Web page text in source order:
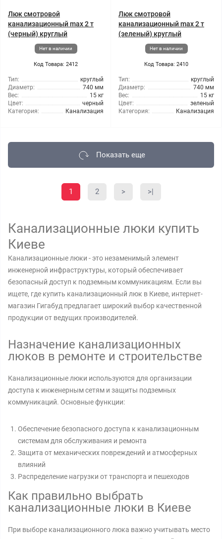
Люк смотровой
канализационный max 2 т
(черный) круглый
Нет в наличии
Код Товара: 2412
Тип:
круглый
Диаметр:
740 мм
Вес:
15 кг
Цвет:
черный
Категория:
Канализация
Люк смотровой
канализационный max 2 т
(зеленый) круглый
Нет в наличии
Код Товара: 2410
Тип:
круглый
Диаметр:
740 мм
Вес:
15 кг
Цвет:
зеленый
Категория:
Канализация
Показать еще
1 2 > >|
Канализационные люки купить
Киеве
Канализационные люки - это незаменимый элемент
инженерной инфраструктуры, который обеспечивает
безопасный доступ к подземным коммуникациям. Если вы
ищете, где купить канализационный люк в Киеве, интернет-
магазин Гигабуд предлагает широкий выбор качественной
продукции от ведущих производителей.
Назначение канализационных
люков в ремонте и строительстве
Канализационные люки используются для организации
доступа к инженерным сетям и защиты подземных
коммуникаций. Основные функции:
Обеспечение безопасного доступа к канализационным
системам для обслуживания и ремонта
Защита от механических повреждений и атмосферных
влияний
Распределение нагрузки от транспорта и пешеходов
Как правильно выбрать
канализационные люки в Киеве
При выборе канализационного люка важно учитывать место